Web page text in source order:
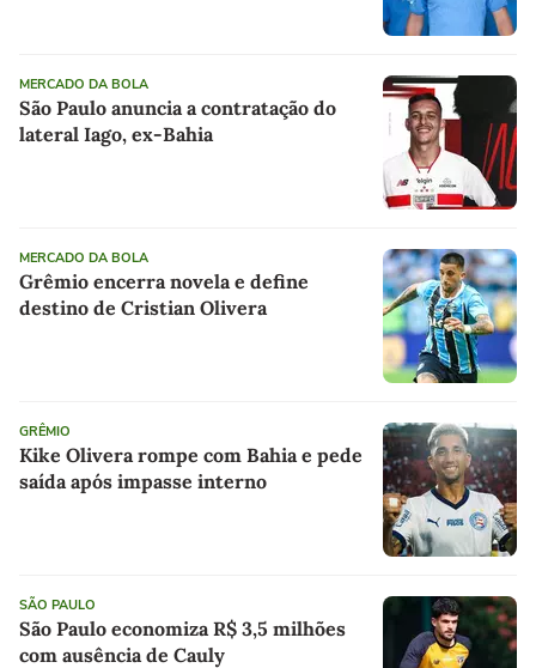
MERCADO DA BOLA
São Paulo anuncia a contratação do
lateral Iago, ex-Bahia
MERCADO DA BOLA
Grêmio encerra novela e define
destino de Cristian Olivera
GRÊMIO
Kike Olivera rompe com Bahia e pede
saída após impasse interno
SÃO PAULO
São Paulo economiza R$ 3,5 milhões
com ausência de Cauly